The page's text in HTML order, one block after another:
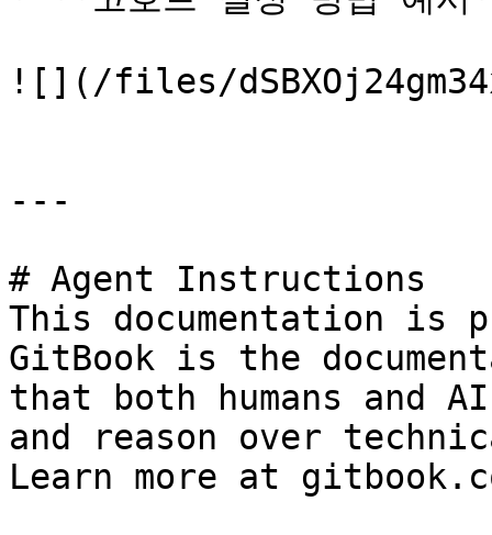
![](/files/
---
# Agent Instructions
This documentation is
GitBook is the
that both humans and
and reason over
Learn more at